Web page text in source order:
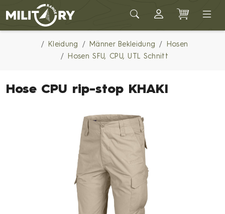
Army shop MILITARY RANGE
Kleidung Männer Bekleidung
Hosen
Hosen SFU, CPU, UTL Schnitt
Hose CPU rip-stop KHAKI